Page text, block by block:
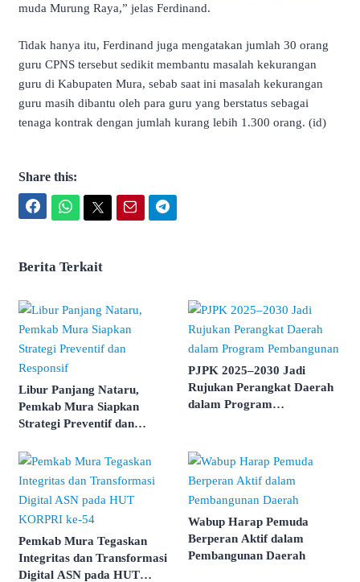
muda Murung Raya,” jelas Ferdinand.
Tidak hanya itu, Ferdinand juga mengatakan jumlah 30 orang
guru CPNS tersebut sedikit membantu masalah kekurangan
guru di Kabupaten Mura, sebab saat ini masalah kekurangan
guru masih dibantu oleh para guru yang berstatus sebagai
tenaga kontrak dengan jumlah kurang lebih 1.300 orang. (id)
Share this:
Berita Terkait
Libur Panjang Nataru,
Pemkab Mura Siapkan
Strategi Preventif dan
PJPK 2025–2030 Jadi
Rujukan Perangkat Daerah
dalam Program
Pemkab Mura Tegaskan
Integritas dan Transformasi
Digital ASN pada HUT
Wabup Harap Pemuda
Berperan Aktif dalam
Pembangunan Daerah